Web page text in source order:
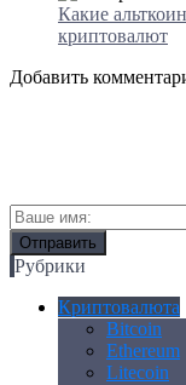
Какие
криптовалют
Добавить
Рубрики
Криптовалюта
Bitcoin
Ethereum
Litecoin